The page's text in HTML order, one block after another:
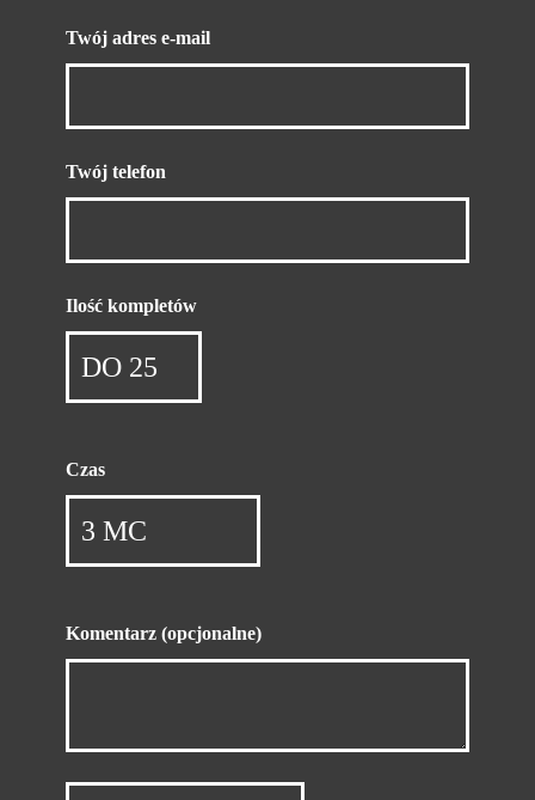
Twój adres e-mail
Twój telefon
Ilość kompletów
Czas
Komentarz (opcjonalne)